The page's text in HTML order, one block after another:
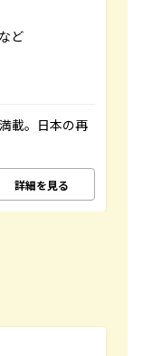
ど
載。日本の再
詳細を見る